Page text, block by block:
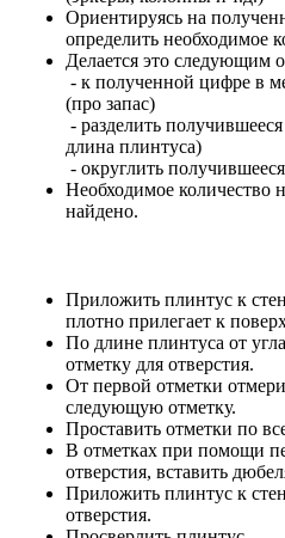
Ориентируясь на
определить необходимое
Делается это следующим
- к полученной цифре в
(про запас)
- разделить
длина плинтуса)
- округлить
Необходимое количество
найдено.
Приложить плинтус к
плотно прилегает к
По длине плинтуса от
отметку для отверстия.
От первой отметки
следующую отметку.
Проставить отметки по
В отметках при помощи
отверстия, вставить
Приложить плинтус к
отверстия.